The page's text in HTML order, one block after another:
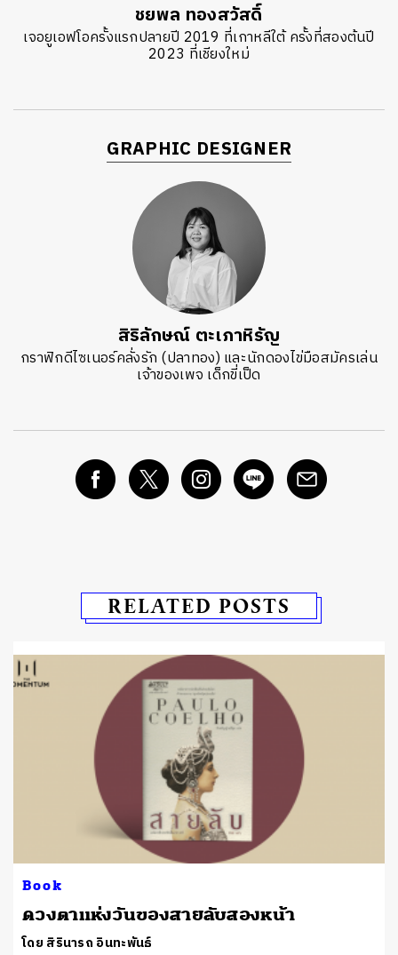
ชยพล ทองสวัสดิ์
เจอยูเอฟโอครั้งแรกปลายปี 2019 ที่เกาหลีใต้ ครั้งที่สองต้นปี
2023 ที่เชียงใหม่
GRAPHIC DESIGNER
สิริลักษณ์ ตะเภาหิรัญ
กราฟิกดีไซเนอร์คลั่งรัก (ปลาทอง) และนักดองไข่มือสมัครเล่น
เจ้าของเพจ เด็กขี่เป็ด
RELATED POSTS
Book
ดวงตาแห่งวันของสายลับสองหน้า
โดย สิรินารถ อินทะพันธ์